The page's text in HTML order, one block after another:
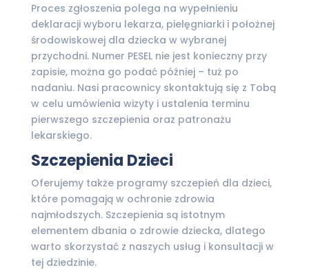
Proces zgłoszenia polega na wypełnieniu
deklaracji wyboru lekarza, pielęgniarki i położnej
środowiskowej dla dziecka w wybranej
przychodni. Numer PESEL nie jest konieczny przy
zapisie, można go podać później – tuż po
nadaniu. Nasi pracownicy skontaktują się z Tobą
w celu umówienia wizyty i ustalenia terminu
pierwszego szczepienia oraz patronażu
lekarskiego.
Szczepienia Dzieci
Oferujemy także programy szczepień dla dzieci,
które pomagają w ochronie zdrowia
najmłodszych. Szczepienia są istotnym
elementem dbania o zdrowie dziecka, dlatego
warto skorzystać z naszych usług i konsultacji w
tej dziedzinie.